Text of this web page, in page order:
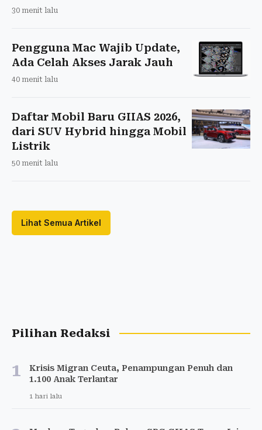
30 menit lalu
Pengguna Mac Wajib Update,
Ada Celah Akses Jarak Jauh
40 menit lalu
Daftar Mobil Baru GIIAS 2026,
dari SUV Hybrid hingga Mobil
Listrik
50 menit lalu
Lihat Semua Artikel
Pilihan Redaksi
1
Krisis Migran Ceuta, Penampungan Penuh dan
1.100 Anak Terlantar
1 hari lalu